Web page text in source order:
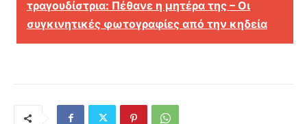
τραγουδίστρια: Πέθανε η μητέρα της – Οι
συγκινητικές φωτογραφίες από την κηδεία